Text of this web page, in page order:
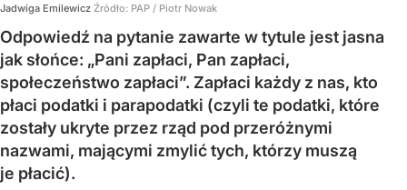
Jadwiga Emilewicz Źródło: PAP / Piotr Nowak
Odpowiedź na pytanie zawarte w tytule jest jasna
jak słońce: „Pani zapłaci, Pan zapłaci,
społeczeństwo zapłaci”. Zapłaci każdy z nas, kto
płaci podatki i parapodatki (czyli te podatki, które
zostały ukryte przez rząd pod przeróżnymi
nazwami, mającymi zmylić tych, którzy muszą
je płacić).